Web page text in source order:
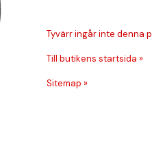
Tyvärr ingår inte denna
Till butikens startsida »
Sitemap »